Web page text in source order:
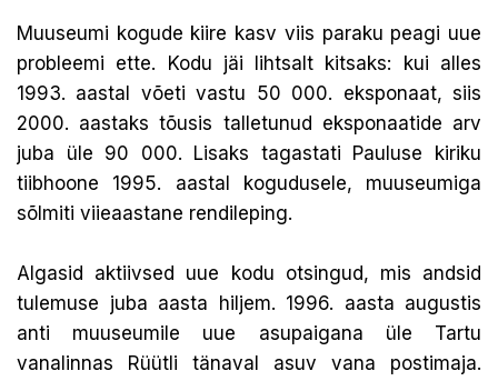
Muuseumi kogude kiire kasv viis paraku peagi uue
probleemi ette. Kodu jäi lihtsalt kitsaks: kui alles
1993. aastal võeti vastu 50 000. eksponaat, siis
2000. aastaks tõusis talletunud eksponaatide arv
juba üle 90 000. Lisaks tagastati Pauluse kiriku
tiibhoone 1995. aastal kogudusele, muuseumiga
sõlmiti viieaastane rendileping.
Algasid aktiivsed uue kodu otsingud, mis andsid
tulemuse juba aasta hiljem. 1996. aasta augustis
anti muuseumile uue asupaigana üle Tartu
vanalinnas Rüütli tänaval asuv vana postimaja.